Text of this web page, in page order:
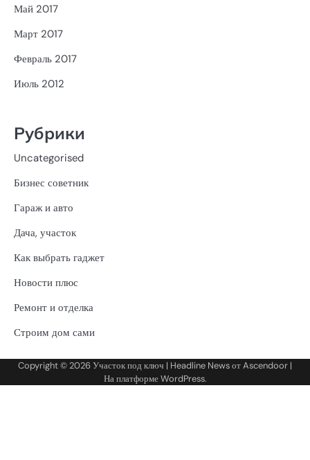
Май 2017
Март 2017
Февраль 2017
Июль 2012
Рубрики
Uncategorised
Бизнес советник
Гараж и авто
Дача, участок
Как выбрать гаджет
Новости плюс
Ремонт и отделка
Строим дом сами
Copyright © 2026Участок под ключ | Headline News отAscendoor |
На платформеWordPress.